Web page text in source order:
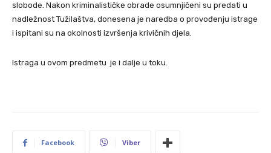
slobode. Nakon kriminalističke obrade osumnjičeni su predati u
nadležnost Tužilaštva, donesena je naredba o provođenju istrage
i ispitani su na okolnosti izvršenja krivičnih djela.
Istraga u ovom predmetu je i dalje u toku.
Facebook Viber